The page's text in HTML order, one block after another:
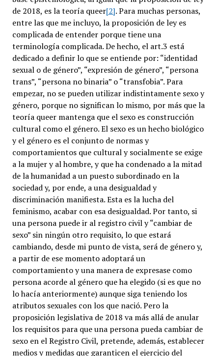
de 2018, es la teoría queer[2]. Para muchas personas,
entre las que me incluyo, la proposición de ley es
complicada de entender porque tiene una
terminología complicada. De hecho, el art.3 está
dedicado a definir lo que se entiende por: “identidad
sexual o de género”, “expresión de género”, “persona
trans”, “persona no binaria” o “transfobia”. Para
empezar, no se pueden utilizar indistintamente sexo y
género, porque no significan lo mismo, por más que la
teoría queer mantenga que el sexo es construcción
cultural como el género. El sexo es un hecho biológico
y el género es el conjunto de normas y
comportamientos que cultural y socialmente se exige
a la mujer y al hombre, y que ha condenado a la mitad
de la humanidad a un puesto subordinado en la
sociedad y, por ende, a una desigualdad y
discriminación manifiesta. Esta es la lucha del
feminismo, acabar con esa desigualdad. Por tanto, si
una persona puede ir al registro civil y “cambiar de
sexo” sin ningún otro requisito, lo que estará
cambiando, desde mi punto de vista, será de género y,
a partir de ese momento adoptará un
comportamiento y una manera de expresase como
persona acorde al género que ha elegido (si es que no
lo hacía anteriormente) aunque siga teniendo los
atributos sexuales con los que nació. Pero la
proposición legislativa de 2018 va más allá de anular
los requisitos para que una persona pueda cambiar de
sexo en el Registro Civil, pretende, además, establecer
medios y medidas que garanticen el ejercicio del